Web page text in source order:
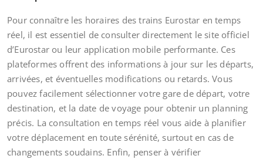
Pour connaître les horaires des trains Eurostar en temps
réel, il est essentiel de consulter directement le site officiel
d’Eurostar ou leur application mobile performante. Ces
plateformes offrent des informations à jour sur les départs,
arrivées, et éventuelles modifications ou retards. Vous
pouvez facilement sélectionner votre gare de départ, votre
destination, et la date de voyage pour obtenir un planning
précis. La consultation en temps réel vous aide à planifier
votre déplacement en toute sérénité, surtout en cas de
changements soudains. Enfin, penser à vérifier